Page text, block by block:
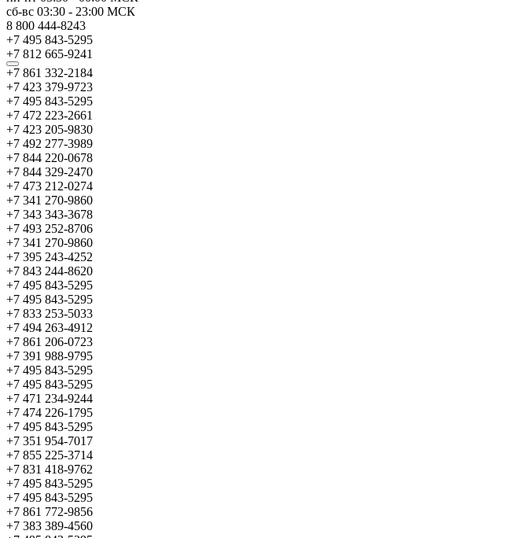
сб-вс 03:30 - 23:00 МСК
8 800 444-8243
+7 495 843-5295
+7 812 665-9241
+7 861 332-2184
+7 423 379-9723
+7 495 843-5295
+7 472 223-2661
+7 423 205-9830
+7 492 277-3989
+7 844 220-0678
+7 844 329-2470
+7 473 212-0274
+7 341 270-9860
+7 343 343-3678
+7 493 252-8706
+7 341 270-9860
+7 395 243-4252
+7 843 244-8620
+7 495 843-5295
+7 495 843-5295
+7 833 253-5033
+7 494 263-4912
+7 861 206-0723
+7 391 988-9795
+7 495 843-5295
+7 495 843-5295
+7 471 234-9244
+7 474 226-1795
+7 495 843-5295
+7 351 954-7017
+7 855 225-3714
+7 831 418-9762
+7 495 843-5295
+7 495 843-5295
+7 861 772-9856
+7 383 389-4560